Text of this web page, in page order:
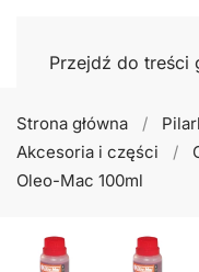
Przejdź do treści
Strona główna
Akcesoria i części
Oleo-Mac 100ml